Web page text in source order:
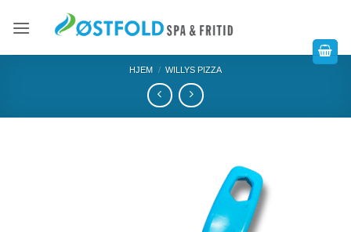
HJEM / WILLYS PIZZA